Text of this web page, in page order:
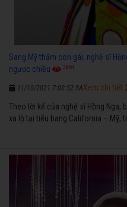
Sang Mỹ thăm con gái, nghệ sĩ
ngược chiều
3864
11/10/2021 7:00:52 SA
Theo lời kể của nghệ sĩ Hồng Nga,
xa lộ tại tiểu bang California – Mỹ,
Xem chi tiết